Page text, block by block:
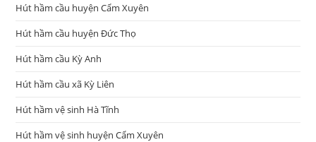
Hút hầm cầu huyện Cẩm Xuyên
Hút hầm cầu huyện Đức Thọ
Hút hầm cầu Kỳ Anh
Hút hầm cầu xã Kỳ Liên
Hút hầm vệ sinh Hà Tĩnh
Hút hầm vệ sinh huyện Cẩm Xuyên